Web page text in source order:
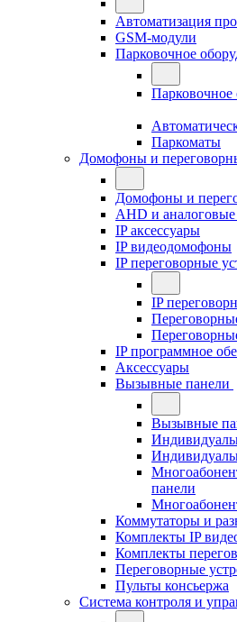
Автоматизация
GSM-модули
Парковочное
Парковочное
Паркоматы
Домофоны и
Домофоны и
AHD и
IP аксессуары
IP видеодомофоны
IP переговорные
IP
IP программное
Аксессуары
Вызывные панели
Вызывные
панели
Коммутаторы и
Комплекты IP
Комплекты
Переговорные
Пульты консьержа
Система контроля и